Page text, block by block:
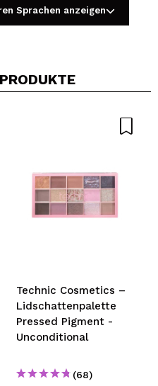
Foto teilen
Sprachen anzeigen
Technic Cosmetics –
Lidschattenpalette
Pressed Pigment -
Unconditional
(68)